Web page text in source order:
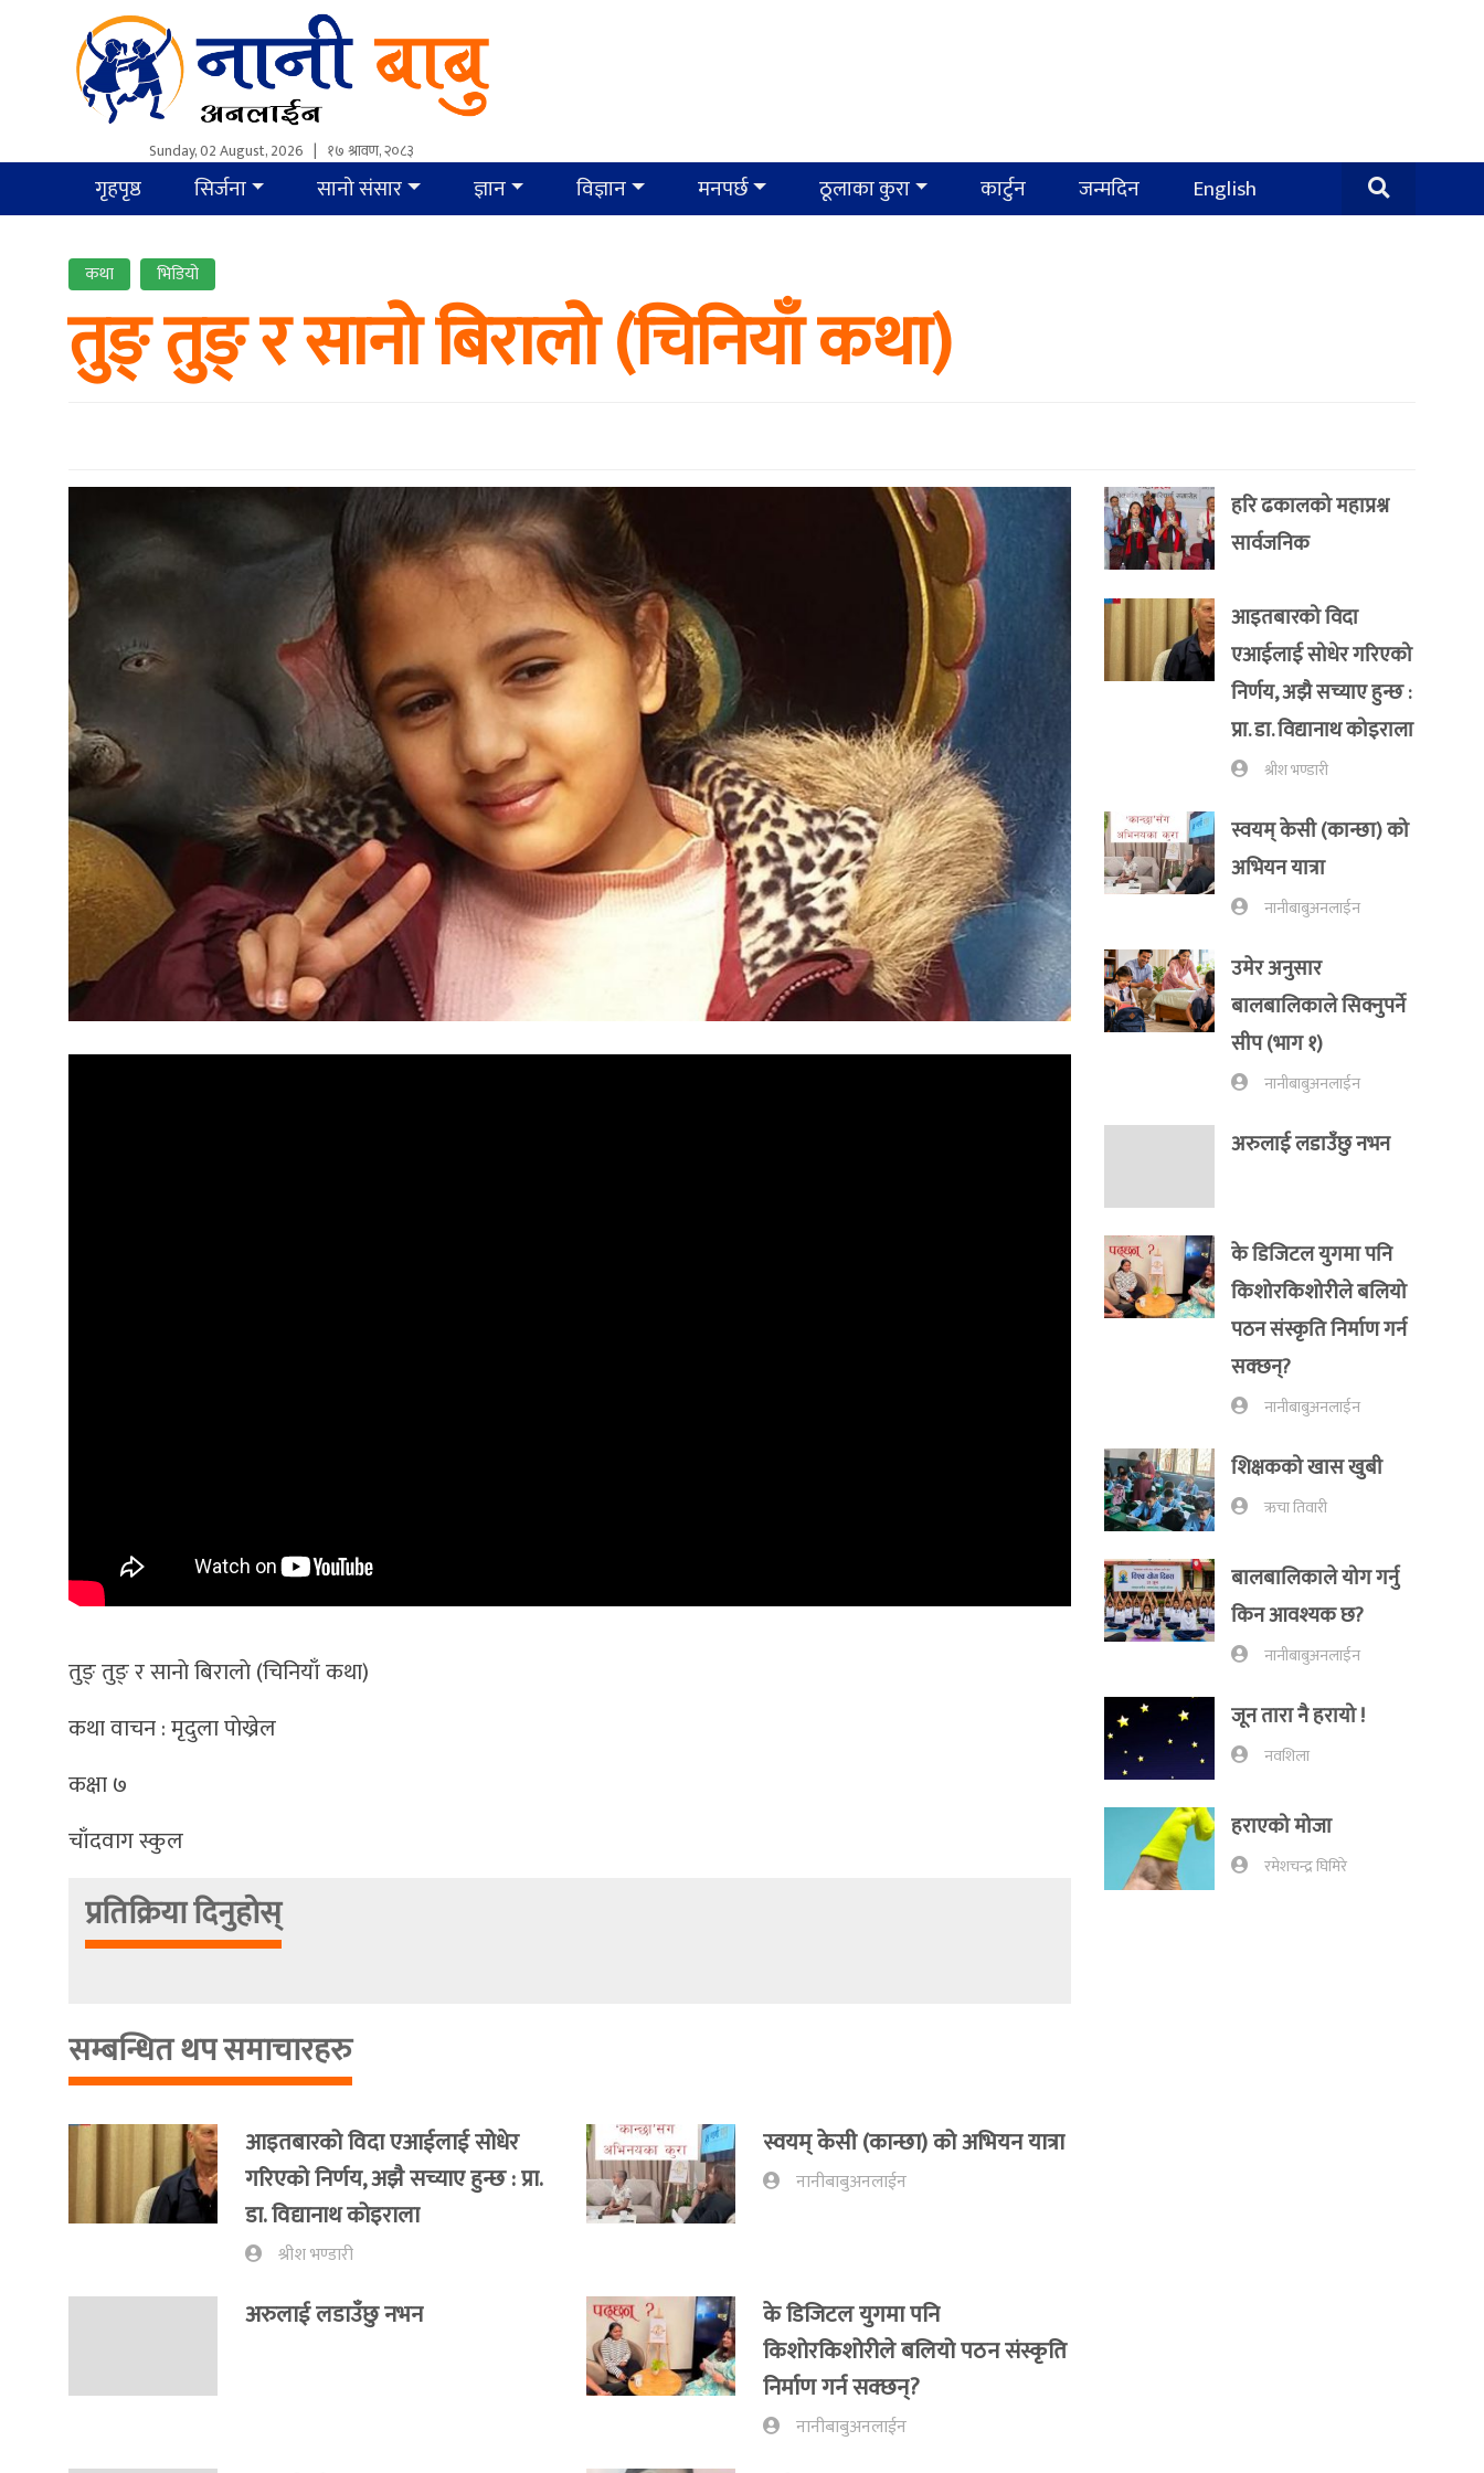
Sunday, 02 August, 2026 | १७ श्रावण, २०८३
गृहपृष्ठ सिर्जना सानो संसार ज्ञान विज्ञान मनपर्छ ठूलाका कुरा कार्टुन जन्मदिन English
कथा भिडियो
तुङ् तुङ् र सानाे बिरालाे (चिनियाँ कथा)
तुङ् तुङ् र सानाे बिरालाे (चिनियाँ कथा)
कथा वाचन : मृदुला पाेख्रेल
कक्षा ७
चाँदवाग स्कुल
प्रतिक्रिया दिनुहोस्
सम्बन्धित थप समाचारहरु
आइतबारको विदा एआईलाई सोधेर
गरिएको निर्णय, अझै सच्याए हुन्छ : प्रा‍.
डा. विद्यानाथ कोइराला
श्रीश भण्डारी
स्वयम् केसी (कान्छा) को अभियन यात्रा
नानीबाबुअनलाईन
अरुलाई लडाउँछु नभन
के डिजिटल युगमा पनि
किशोरकिशोरीले बलियो पठन संस्कृति
निर्माण गर्न सक्छन्?
नानीबाबुअनलाईन
हरि ढकालको महाप्रश्न
सार्वजनिक
आइतबारको विदा
एआईलाई सोधेर गरिएको
निर्णय, अझै सच्याए हुन्छ :
प्रा‍. डा. विद्यानाथ कोइराला
श्रीश भण्डारी
स्वयम् केसी (कान्छा) को
अभियन यात्रा
नानीबाबुअनलाईन
उमेर अनुसार
बालबालिकाले सिक्नुपर्ने
सीप (भाग १)
नानीबाबुअनलाईन
अरुलाई लडाउँछु नभन
के डिजिटल युगमा पनि
किशोरकिशोरीले बलियो
पठन संस्कृति निर्माण गर्न
सक्छन्?
नानीबाबुअनलाईन
शिक्षकको खास खुबी
ऋचा तिवारी
बालबालिकाले योग गर्नु
किन आवश्यक छ?
नानीबाबुअनलाईन
जून तारा नै हरायो !
नवशिला
हराएको मोजा
रमेशचन्द्र घिमिरे